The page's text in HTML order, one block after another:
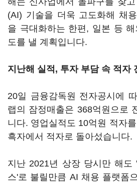
(AI) 기술을 더욱 고도화해 채
을 극대화하는 한편, 일본 등
도를 낼 계획입니다.
지난해 실적, 투자 부담 속 적자
20일 금융감독원 전자공시에
랩의 잠정매출은 368억원으로
니다. 영업실적도 10억원 적자
흑자에서 적자로 돌아섰습니다.
지난 2021년 상장 당시만 해도
스'로 불릴만큼 AI 채용 플랫폼